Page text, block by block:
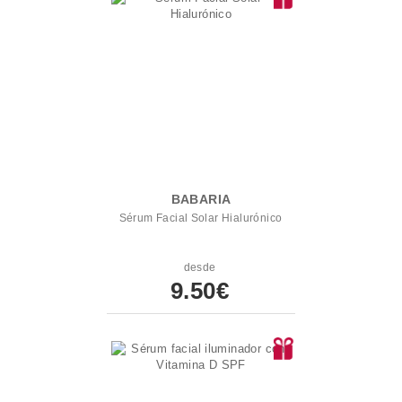
BABARIA
Sérum Facial Solar Hialurónico
desde
9.50€